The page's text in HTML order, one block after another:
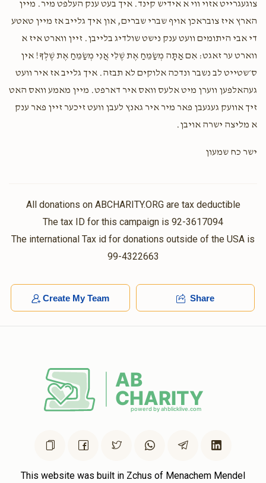
צוגעגרייט אזוי ווי א אידיש קינד. איך בעט ענק העלפט מיר. מיין
הארץ איז צובראכן אויף שברי שברים, און איך גלייב אז מיין טאטע
די אבי היתומים וועט ענק נישט שולדיג בלייבן. זיין ווארט איז א
ווארט ער זאגט: אִם אַתָּה מְשַׂמֵּחַ אֶת שֶׁלִּי אֲנִי מְשַׂמֵּחַ אֶת שֶׁלְּךָ! אין
ס׳שטייט לב נשבר ונדכה אלוקים לא תבזה. איך גלייב אז איר וועט
געהאלפען ווערן מיט אלעס וואס איר דארפט. מיין מאמע וואס האט
זיך אוועק געגעבן פאר מיר איר גאנץ לעבן וועט זיכער זיין פאר ענק
א מליצה ישרה אויבן.
ישר כח שמעון
All donations on ABCHARITY.ORG are tax deductible
The tax ID for this campaign is 92-3617094
The international Tax id for donations outside of the USA is
99-4322663
Create My Team Share
This website was built in Zchus of Menachem Mendel